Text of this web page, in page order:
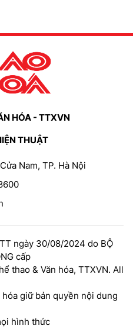
HÓA - TTXVN
THUẬT
Nam, TP. Hà Nội
ngày 30/08/2024 do BỘ
cấp
thao & Văn hóa, TTXVN. All
giữ bản quyền nội dung
hình thức